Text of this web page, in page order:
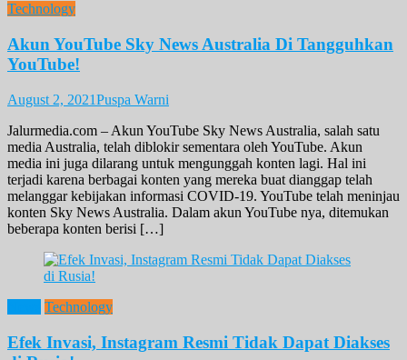
Technology
Akun YouTube Sky News Australia Di Tangguhkan
YouTube!
August 2, 2021Puspa Warni
Jalurmedia.com – Akun YouTube Sky News Australia, salah satu
media Australia, telah diblokir sementara oleh YouTube. Akun
media ini juga dilarang untuk mengunggah konten lagi. Hal ini
terjadi karena berbagai konten yang mereka buat dianggap telah
melanggar kebijakan informasi COVID-19. YouTube telah meninjau
konten Sky News Australia. Dalam akun YouTube nya, ditemukan
beberapa konten berisi […]
Technology
Efek Invasi, Instagram Resmi Tidak Dapat Diakses